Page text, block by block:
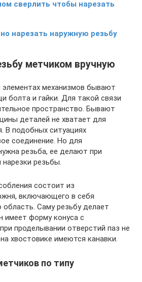
сверлить чтобы нарезать
нарезать наружную резьбу
метчиком вручную
элементах механизмов бывают
болта и гайки. Для такой связи
пространство. Бывают
деталей не хватает для
В подобных ситуациях
соединение. Но для
резьба, ее делают при
резьбы.
состоит из
включающего в себя
Саму резьбу делает
имеет форму конуса с
проделывании отверстий паз не
хвостовике имеются канавки.
по типу